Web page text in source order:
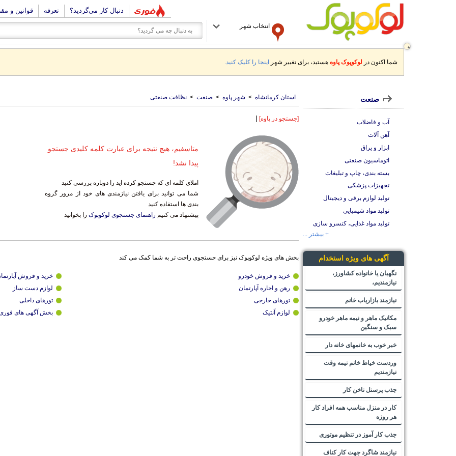
دنبال کار می‌گردید؟ تعرفه قوانین و
انتخاب شهر
شما اکنون در لوکوپوک پاوه هستید، برای تغییر شهر اینجا را کلیک کنید.
استان کرمانشاه > شهر پاوه > صنعت > نظافت صنعتی
[جستجو در پاوه] |
متاسفیم، هیچ نتیجه برای عبارت کلمه کلیدی جستجو
پیدا نشد!
املای کلمه ای که جستجو کرده اید را دوباره بررسی کنید
شما می توانید برای یافتن نیازمندی های خود از مرور گروه
بندی ها استفاده کنید
پیشنهاد می کنیم راهنمای جستجوی لوکوپوک را بخوانید
بخش های ویژه لوکوپوک نیز برای جستجوی راحت تر به شما کمک می کند
خرید و فروش خودرو
خرید و فروش
رهن و اجاره آپارتمان
لوازم دست ساز
تورهای خارجی
تورهای داخلی
لوازم آنتیک
بخش آگهی های
صنعت
آب و فاضلاب
آهن آلات
ابزار و یراق
اتوماسیون صنعتی
بسته بندی، چاپ و تبلیغات
تجهیزات پزشکی
تولید لوازم برقی و دیجیتال
تولید مواد شیمیایی
تولید مواد غذایی، کنسرو سازی
+ بیشتر ...
آگهی های ویژه استخدام
نگهبان یا خانواده کشاورز،
نیازمندیم،
نیازمند بازاریاب خانم
مکانیک ماهر و نیمه ماهر خودرو
سبک و سنگین
خبر خوب به خانمهای خانه دار
وردست خیاط خانم نیمه وقت
نیازمندیم
جذب پرسنل ناخن کار
کار در منزل مناسب همه افراد کار
هر روزه
جذب کار آموز در تنظیم موتوری
نیازمند شاگرد جهت کار کناف